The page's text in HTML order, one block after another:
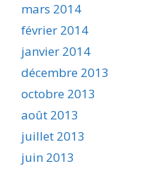
mars 2014
février 2014
janvier 2014
décembre 2013
octobre 2013
août 2013
juillet 2013
juin 2013